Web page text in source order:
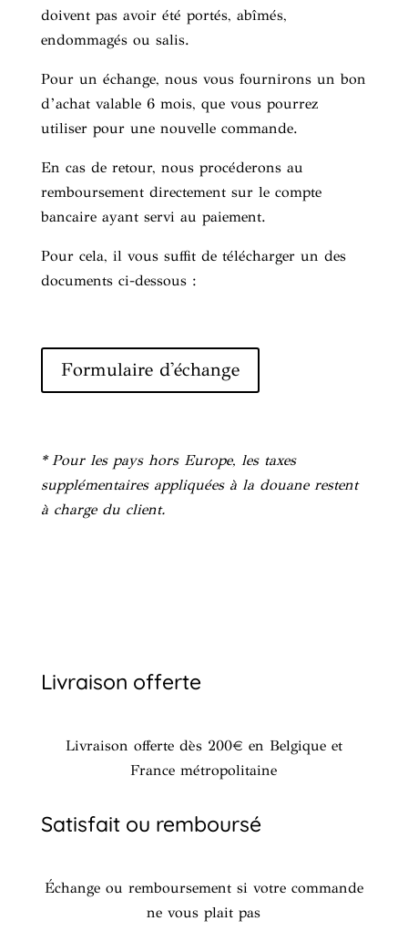
doivent pas avoir été portés, abîmés,
endommagés ou salis.
Pour un échange, nous vous fournirons un bon
d’achat valable 6 mois, que vous pourrez
utiliser pour une nouvelle commande.
En cas de retour, nous procéderons au
remboursement directement sur le compte
bancaire ayant servi au paiement.
Pour cela, il vous suffit de télécharger un des
documents ci-dessous :
Formulaire d'échange
* Pour les pays hors Europe, les taxes
supplémentaires appliquées à la douane restent
à charge du client.
Livraison offerte
Livraison offerte dès 200€ en Belgique et
France métropolitaine
Satisfait ou remboursé
Échange ou remboursement si votre commande
ne vous plait pas